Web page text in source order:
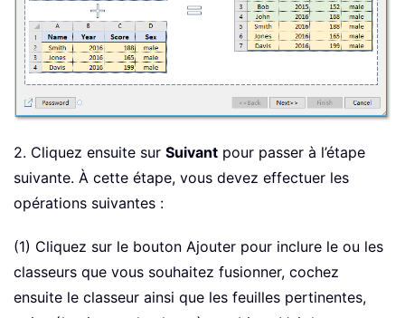
2. Cliquez ensuite sur Suivant pour passer à l’étape
suivante. À cette étape, vous devez effectuer les
opérations suivantes :
(1) Cliquez sur le bouton Ajouter pour inclure le ou les
classeurs que vous souhaitez fusionner, cochez
ensuite le classeur ainsi que les feuilles pertinentes,